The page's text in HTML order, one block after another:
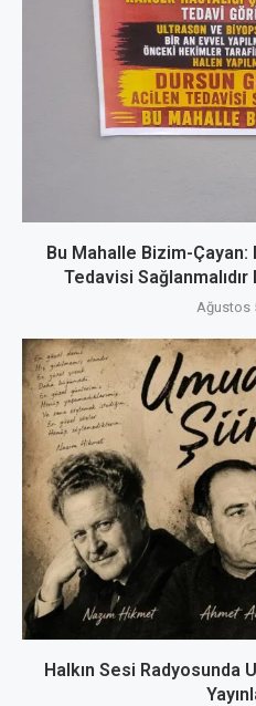
Bu Mahalle Bizim-Çayan:
Tedavisi
Ağustos
Halkın Sesi Radyosunda